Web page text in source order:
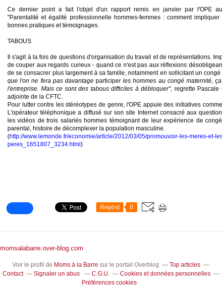
Ce dernier point a fait l'objet d'un rapport remis en janvier par l'OPE
"Parentalité et égalité professionnelle hommes-femmes : commentimpliquer
bonnes pratiques et témoignages.
TABOUS
Il s'agit à la fois de questions d'organisation du travail et de représentations.
decouper aux regards curieux - quand ce n'est pas aux réflexions
de seconsacrer plus largement à sa famille, notamment en sollicitant un
que l'on ne fera pas davantageparticiper les hommes au congé maternité,
l'entreprise. Mais ce sont des tabous difficiles à débloquer", regrette Pascale
adjointe de la CFTC.
Pour luttercontre les stéréotypes de genre, l'OPE appuie des initiatives
L'opérateur téléphonique a diffusé sur son site Internet consacré aux
les vidéos de trois salariés hommes témoignant de leur expérience de
parental, histoire de décomplexer la population masculine.
(http://www.lemonde.fr/economie/article/2012/03/05/promouvoir-les-meres-et-
peres_1651807_3234.html )
Repost 0
momsalabarre.over-blog.com
Voir le profil de Moms à la Barre sur le portail Overblog
Top articles
Contact
Signaler un abus C.G.U.
Cookies et données personnelles
Préférences cookies